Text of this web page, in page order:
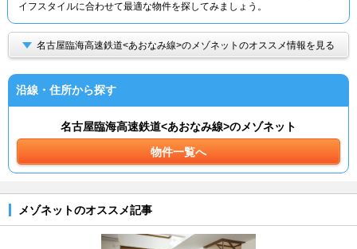
イフスタイルに合わせて最適な物件を探してみましょう。
名古屋臨海高速鉄道<あおなみ線>のメゾネットのオススメ情報を見る
沿線・住所から探す
名古屋臨海高速鉄道<あおなみ線>のメゾネット
物件一覧へ
メゾネットのオススメ記事